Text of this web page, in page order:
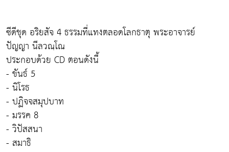
ซีดีชุด อริยสัจ 4 ธรรมที่แทงตลอดโลกธาตุ พระอาจารย์
ปัญญา นีลวณฺโณ
ประกอบด้วย CD ตอนดังนี้
- ขันธ์ 5
- นิโรธ
- ปฏิจจสมุปบาท
- มรรค 8
- วิปัสสนา
- สมาธิ